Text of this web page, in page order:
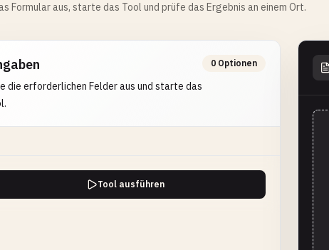
Formular aus, starte das Tool und prüfe das Ergebnis an einem Ort.
die erforderlichen Felder aus und starte das
0 Optionen
Tool ausführen